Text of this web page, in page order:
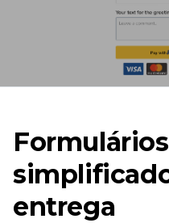
Formulários
entrega